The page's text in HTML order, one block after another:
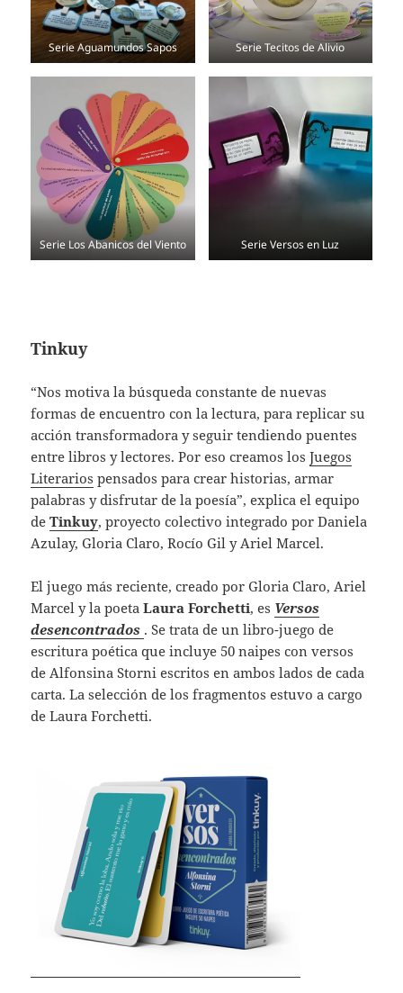
Serie Aguamundos Sapos Serie Tecitos de Alivio
Serie Los Abanicos del Viento Serie Versos en Luz
Tinkuy
“Nos motiva la búsqueda constante de nuevas
formas de encuentro con la lectura, para replicar su
acción transformadora y seguir tendiendo puentes
entre libros y lectores. Por eso creamos losJuegos
Literarios pensados para crear historias, armar
palabras y disfrutar de la poesía”, explica el equipo
de Tinkuy, proyecto colectivo integrado por Daniela
Azulay, Gloria Claro, Rocío Gil y Ariel Marcel.
El juego más reciente, creado por Gloria Claro, Ariel
Marcel y la poetaLaura Forchetti, es Versos
desencontrados . Se trata de un libro-juego de
escritura poética que incluye 50 naipes con versos
de Alfonsina Storni escritos en ambos lados de cada
carta. La selección de los fragmentos estuvo a cargo
de Laura Forchetti.